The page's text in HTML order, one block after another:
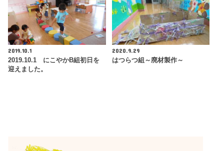
2019.10.1
2019.10.1 にこやかB組初日を
迎えました。
2020.9.29
はつらつ組～廃材製作～